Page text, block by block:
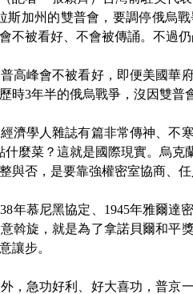
斯加州的雙普會，要調停俄烏
不被看好、不會被傳誦。不過
峰會不被看好，即便美國華
時3年半的俄烏戰爭，沒因雙
學人雜誌有篇非常傳神、不
什麼菜？這就是國際現實。烏
與否，是要靠強權密室協商、
慕尼黑協定、1945年雅爾達
斡旋，就是為了拿諾貝爾和平
讓步。
急功好利、好大喜功，普京